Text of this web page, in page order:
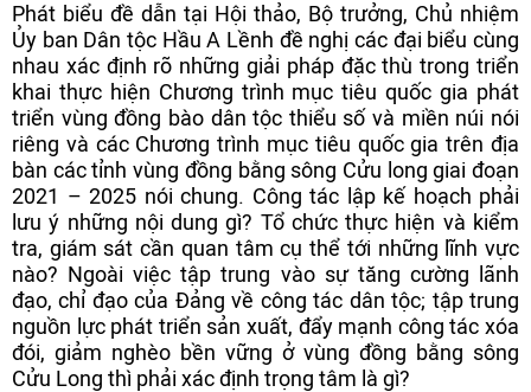
Phát biểu đề dẫn tại Hội thảo, Bộ trưởng, Chủ nhiệm
Ủy ban Dân tộc Hầu A Lềnh đề nghị các đại biểu cùng
nhau xác định rõ những giải pháp đặc thù trong triển
khai thực hiện Chương trình mục tiêu quốc gia phát
triển vùng đồng bào dân tộc thiểu số và miền núi nói
riêng và các Chương trình mục tiêu quốc gia trên địa
bàn các tỉnh vùng đồng bằng sông Cửu long giai đoạn
2021 – 2025 nói chung. Công tác lập kế hoạch phải
lưu ý những nội dung gì? Tổ chức thực hiện và kiểm
tra, giám sát cần quan tâm cụ thể tới những lĩnh vực
nào? Ngoài việc tập trung vào sự tăng cường lãnh
đạo, chỉ đạo của Đảng về công tác dân tộc; tập trung
nguồn lực phát triển sản xuất, đẩy mạnh công tác xóa
đói, giảm nghèo bền vững ở vùng đồng bằng sông
Cửu Long thì phải xác định trọng tâm là gì?